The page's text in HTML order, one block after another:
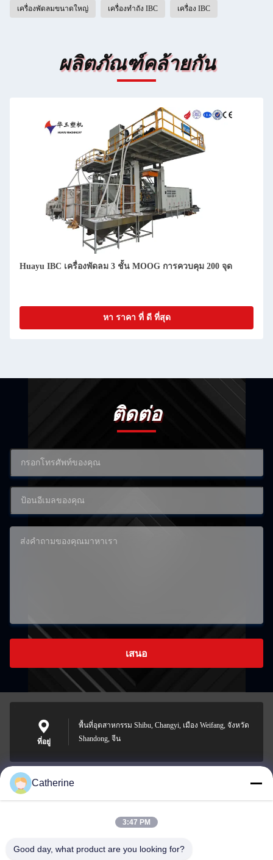
เครื่องพัดลมขนาดใหญ่ เครื่องทําถัง IBC เครื่อง IBC
ผลิตภัณฑ์คล้ายกัน
Huayu IBC เครื่องพัดลม 3 ชั้น MOOG การควบคุม 200 จุด
หา ราคา ที่ ดี ที่สุด
ติดต่อ
เสนอ
ที่อยู่
พื้นที่อุตสาหกรรม Shibu, Changyi, เมือง Weifang, จังหวัด
Shandong, จีน
padraic@huayumachine.cn
Catherine
3:47 PM
Good day, what product are you looking for?